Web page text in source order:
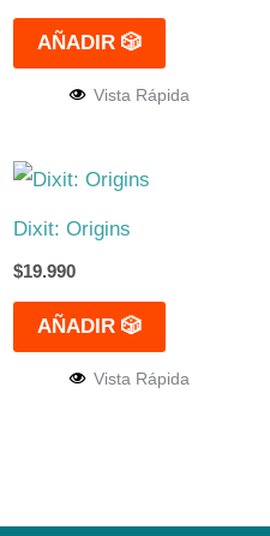
AÑADIR 🎲
Vista Rápida
Dixit: Origins
$19.990
AÑADIR 🎲
Vista Rápida